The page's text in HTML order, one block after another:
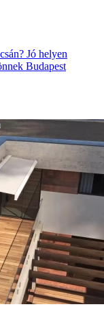
Jó helyen
Budapest